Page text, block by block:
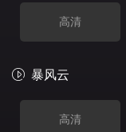
高清
暴风云
高清